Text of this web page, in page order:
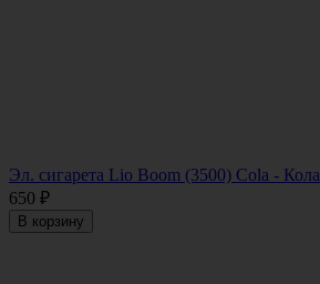
Эл. сигарета Lio Boom (3500) Cola - Кола
650 ₽
В корзину